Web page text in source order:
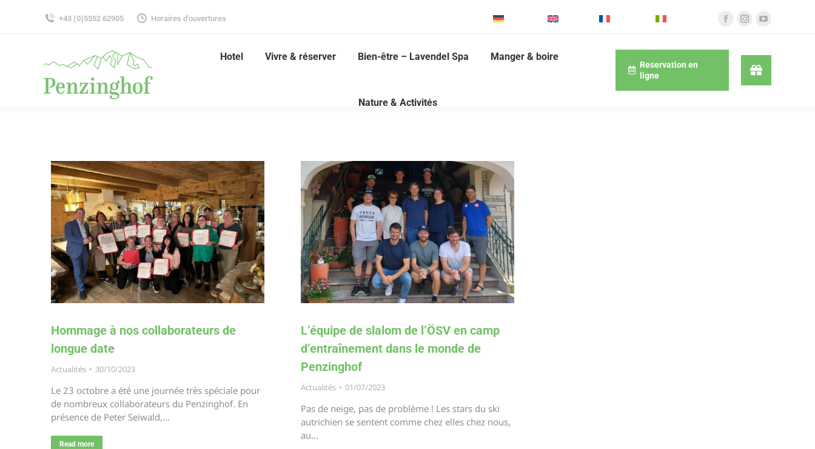
+43 (0)5352 62905 Horaires d'ouvertures
Hotel Vivre & réserver Bien-être – Lavendel Spa Manger & boire
Nature & Activités
Reservation en
ligne
Hommage à nos collaborateurs de
longue date
Actualités 30/10/2023
Le 23 octobre a été une journée très spéciale pour
de nombreux collaborateurs du Penzinghof. En
présence de Peter Seiwald,…
Read more
L’équipe de slalom de l’ÖSV en camp
d’entraînement dans le monde de
Penzinghof
Actualités 01/07/2023
Pas de neige, pas de problème ! Les stars du ski
autrichien se sentent comme chez elles chez nous,
au…